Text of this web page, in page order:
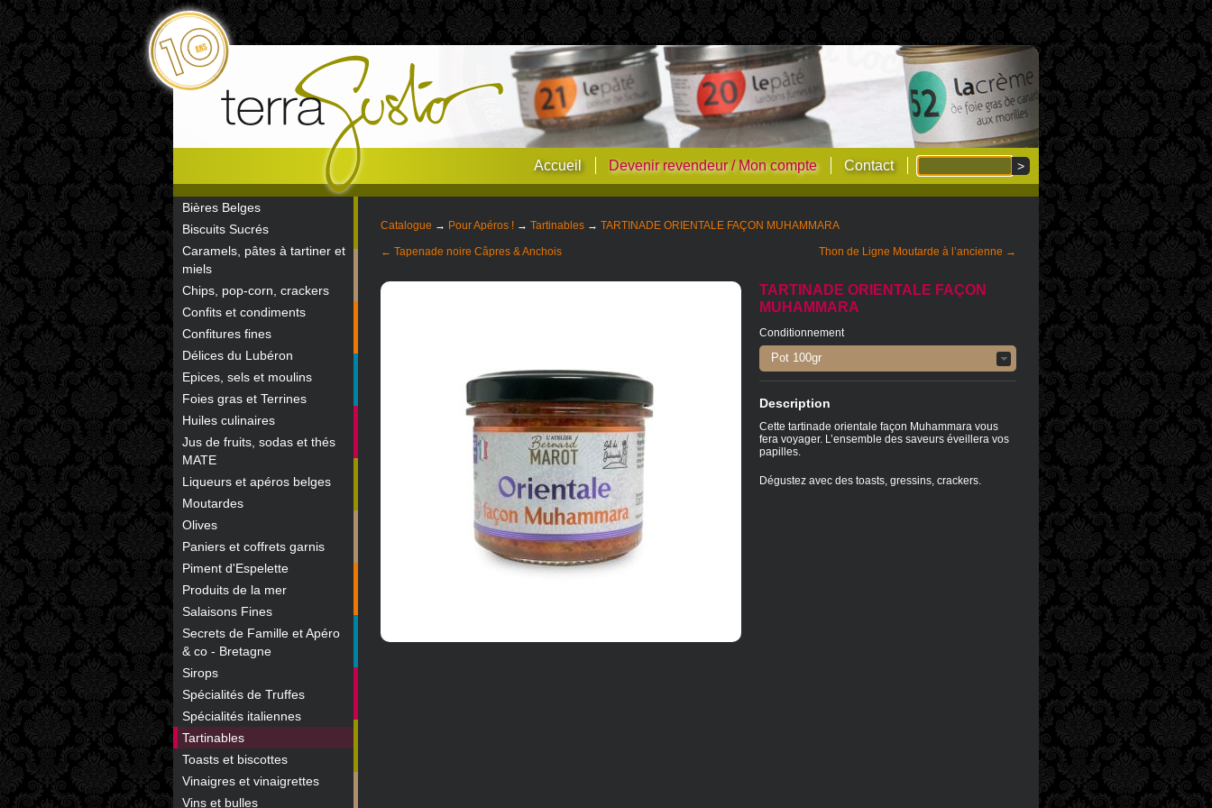
Accueil Devenir revendeur / Mon compte Contact
Bières Belges
Biscuits Sucrés
Caramels, pâtes à tartiner et
miels
Chips, pop-corn, crackers
Confits et condiments
Confitures fines
Délices du Lubéron
Epices, sels et moulins
Foies gras et Terrines
Huiles culinaires
Jus de fruits, sodas et thés
MATE
Liqueurs et apéros belges
Moutardes
Olives
Paniers et coffrets garnis
Piment d'Espelette
Produits de la mer
Salaisons Fines
Secrets de Famille et Apéro
& co - Bretagne
Sirops
Spécialités de Truffes
Spécialités italiennes
Tartinables
Toasts et biscottes
Vinaigres et vinaigrettes
Vins et bulles
Catalogue → Pour Apéros ! → Tartinables → TARTINADE ORIENTALE FAÇON MUHAMMARA
← Tapenade noire Câpres & Anchois Thon de Ligne Moutarde à l’ancienne →
TARTINADE ORIENTALE FAÇON
MUHAMMARA
Conditionnement
Pot 100gr
Description
Cette tartinade orientale façon Muhammara vous
fera voyager. L’ensemble des saveurs éveillera vos
papilles.
Dégustez avec des toasts, gressins, crackers.